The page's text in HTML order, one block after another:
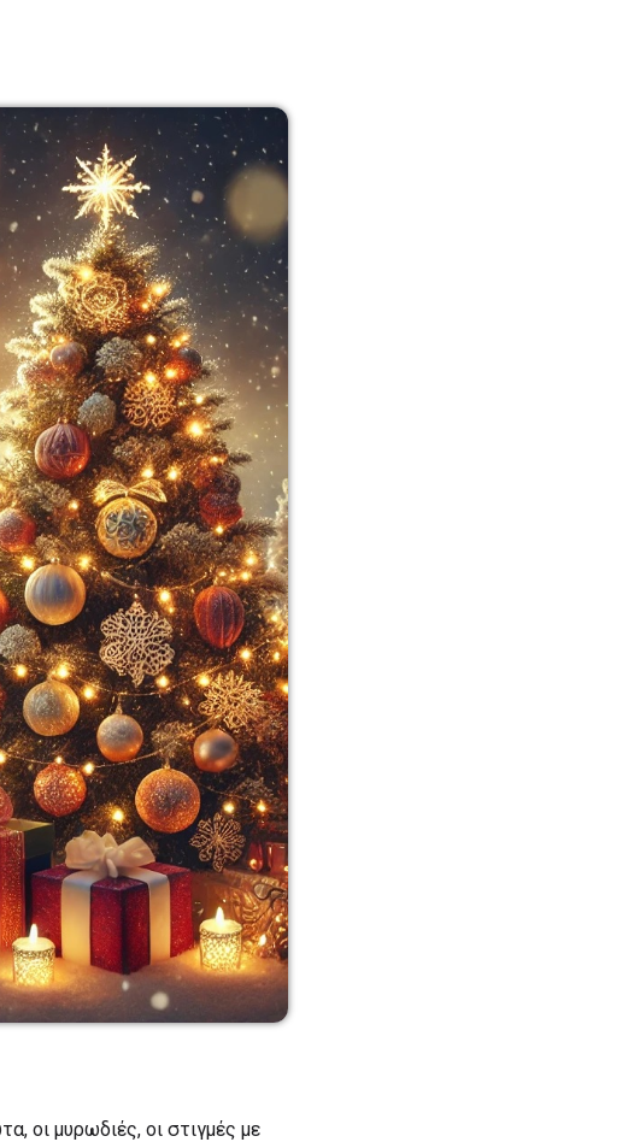
οι μυρωδιές, οι στιγμές με